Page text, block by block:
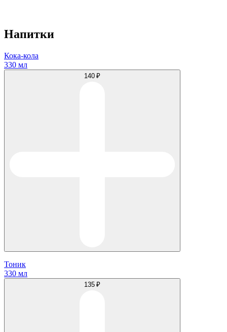
Напитки
Кока-кола
330 мл
140 ₽
Тоник
330 мл
135 ₽